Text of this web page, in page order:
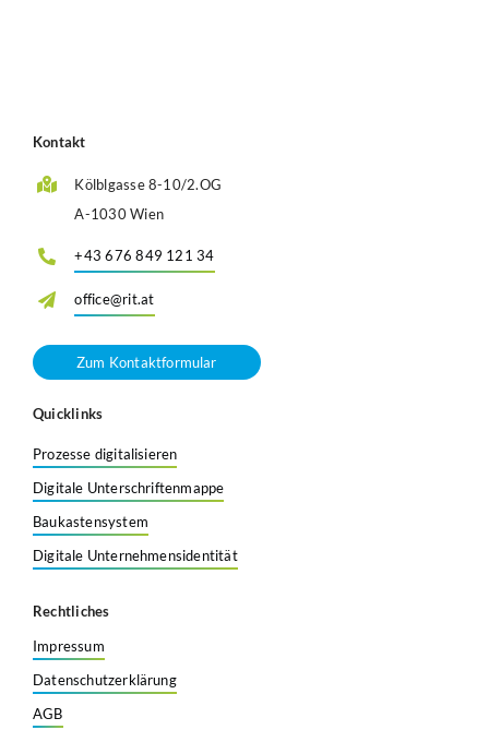
Kontakt
Kölblgasse 8-10/2.OG
A-1030 Wien
+43 676 849 121 34
office@rit.at
Zum Kontaktformular
Quicklinks
Prozesse digitalisieren
Digitale Unterschriftenmappe
Baukastensystem
Digitale Unternehmensidentität
Rechtliches
Impressum
Datenschutzerklärung
AGB